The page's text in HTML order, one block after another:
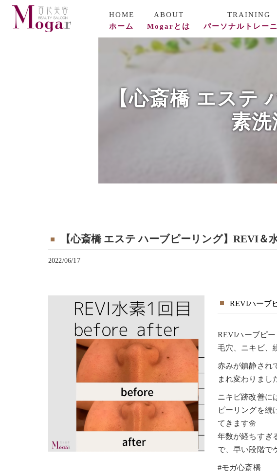
ホーム Mogarとは パーソナルトレー
【心斎橋 エステ
素
【心斎橋 エステ ハーブピーリング】REVI
2022/06/17
REVIハーブ
REVIハーブピー
毛穴、ニキビ、
赤みが鎮静され
まれ変わりまし
ニキビ跡改善に
ピーリングを続
てきます🌼
年数が経ちすぎ
で、早い段階で
#モガ心斎橋